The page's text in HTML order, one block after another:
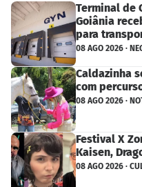
Terminal de
Goiânia
para
08 AGO 2026 ·
Caldazinha
com
08 AGO 2026 ·
Festival X
Kaisen,
08 AGO 2026 ·